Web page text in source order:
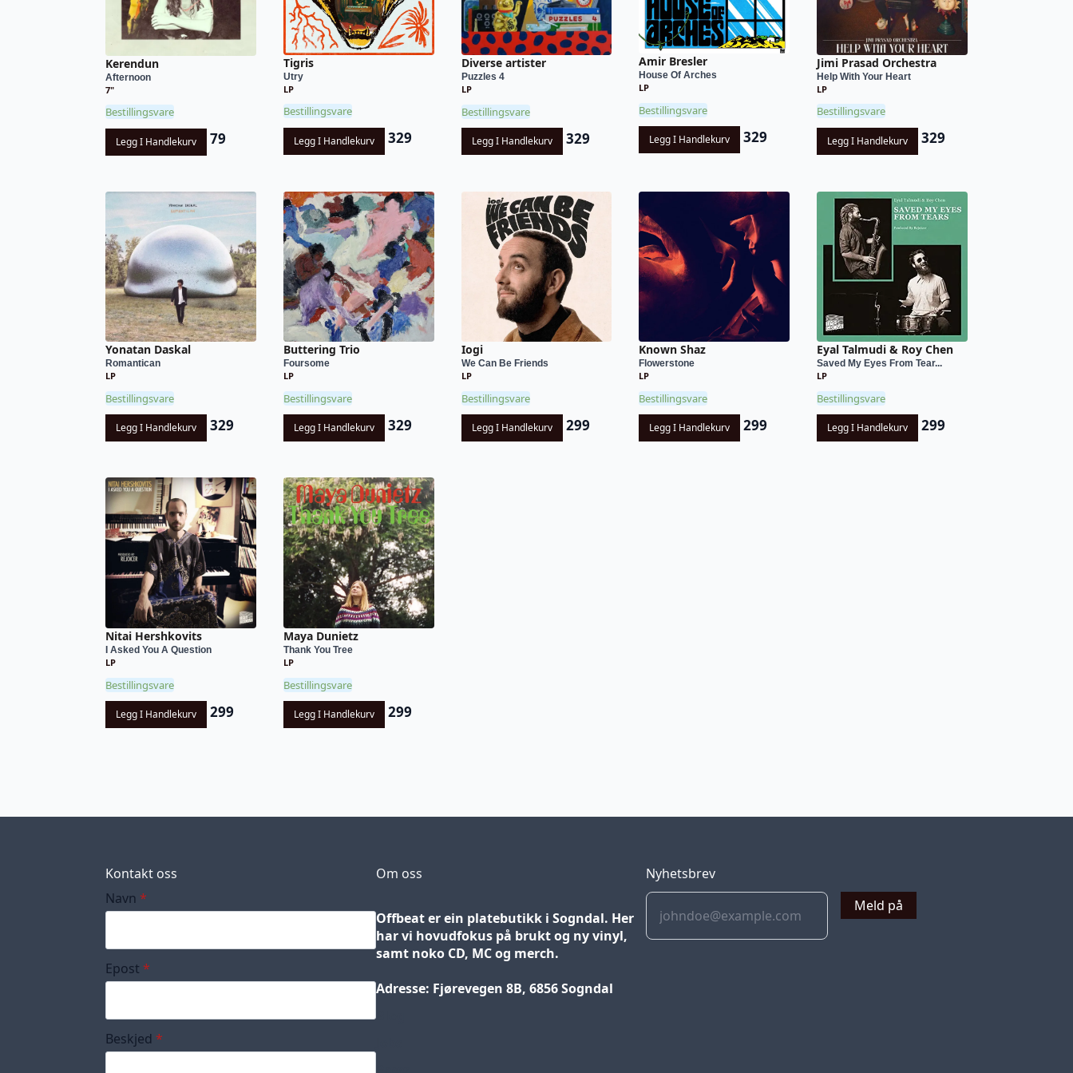
Kerendun
Afternoon
7"
Bestillingsvare
Legg I Handlekurv 79
Tigris
Utry
LP
Bestillingsvare
Legg I Handlekurv 329
Diverse artister
Puzzles 4
LP
Bestillingsvare
Legg I Handlekurv 329
Amir Bresler
House Of Arches
LP
Bestillingsvare
Legg I Handlekurv 329
Jimi Prasad Orchestra
Help With Your Heart
LP
Bestillingsvare
Legg I Handlekurv 329
Yonatan Daskal
Romantican
LP
Bestillingsvare
Legg I Handlekurv 329
Buttering Trio
Foursome
LP
Bestillingsvare
Legg I Handlekurv 329
Iogi
We Can Be Friends
LP
Bestillingsvare
Legg I Handlekurv 299
Known Shaz
Flowerstone
LP
Bestillingsvare
Legg I Handlekurv 299
Eyal Talmudi & Roy Chen
Saved My Eyes From Tear...
LP
Bestillingsvare
Legg I Handlekurv 299
Nitai Hershkovits
I Asked You A Question
LP
Bestillingsvare
Legg I Handlekurv 299
Maya Dunietz
Thank You Tree
LP
Bestillingsvare
Legg I Handlekurv 299
Kontakt oss
Navn *
Epost *
Beskjed *
Om oss
Offbeat er ein platebutikk i Sogndal. Her
har vi hovudfokus på brukt og ny vinyl,
samt noko CD, MC og merch.
Adresse: Fjørevegen 8B, 6856 Sogndal
Blog
Nyhetsbrev
Meld på